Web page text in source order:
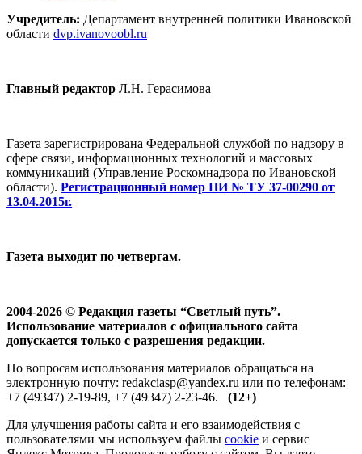
Учредитель: Департамент внутренней политики Ивановской
области dvp.ivanovoobl.ru
Главный редактор Л.Н. Герасимова
Газета зарегистрирована Федеральной службой по надзору в
сфере связи, информационных технологий и массовых
коммуникаций (Управление Роскомнадзора по Ивановской
области). Регистрационный номер ПИ № ТУ 37-00290 от
13.04.2015г.
Газета выходит по четвергам.
2004-2026 © Редакция газеты “Светлый путь”.
Использование материалов с официального сайта
допускается только с разрешения редакции.
По вопросам использования материалов обращаться на
электронную почту: redakciasp@yandex.ru или по телефонам:
+7 (49347) 2-19-89, +7 (49347) 2-23-46. (12+)
Для улучшения работы сайта и его взаимодействия с
пользователями мы используем файлы cookie и сервис